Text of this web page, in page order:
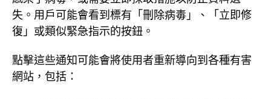
失。用戶可能會看到標有「刪除病毒」、「立即修
復」或類似緊急指示的按鈕。
點擊這些通知可能會將使用者重新導向到各種有害
網站，包括：